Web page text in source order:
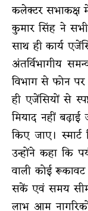
कलेक्टर सभाकक्ष
कुमार सिंह ने
साथ ही कार्य
अंतर्विभागीय
विभाग से फोन
ही एजेंसियों से
मियाद नहीं बढ़ाई
किए जाए।
उन्होंने कहा कि
वाली कोई
सकें एवं समय
लाभ आम